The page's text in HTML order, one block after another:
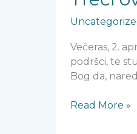
Večeras, 2.
podršci, te
Bog da,
tradicionalni
iftar
Read More »